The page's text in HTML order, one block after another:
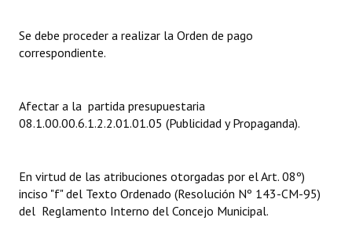
Actas de Audiencias Públicas
Comunicaciones
Resoluciones
Resoluciones de Presidencia
Se debe proceder a realizar la Orden de pago
correspondiente.
Afectar a la partida presupuestaria
08.1.00.00.6.1.2.2.01.01.05 (Publicidad y Propaganda).
En virtud de las atribuciones otorgadas por el Art. 08º)
inciso "f" del Texto Ordenado (Resolución Nº 143-CM-95)
del Reglamento Interno del Concejo Municipal.